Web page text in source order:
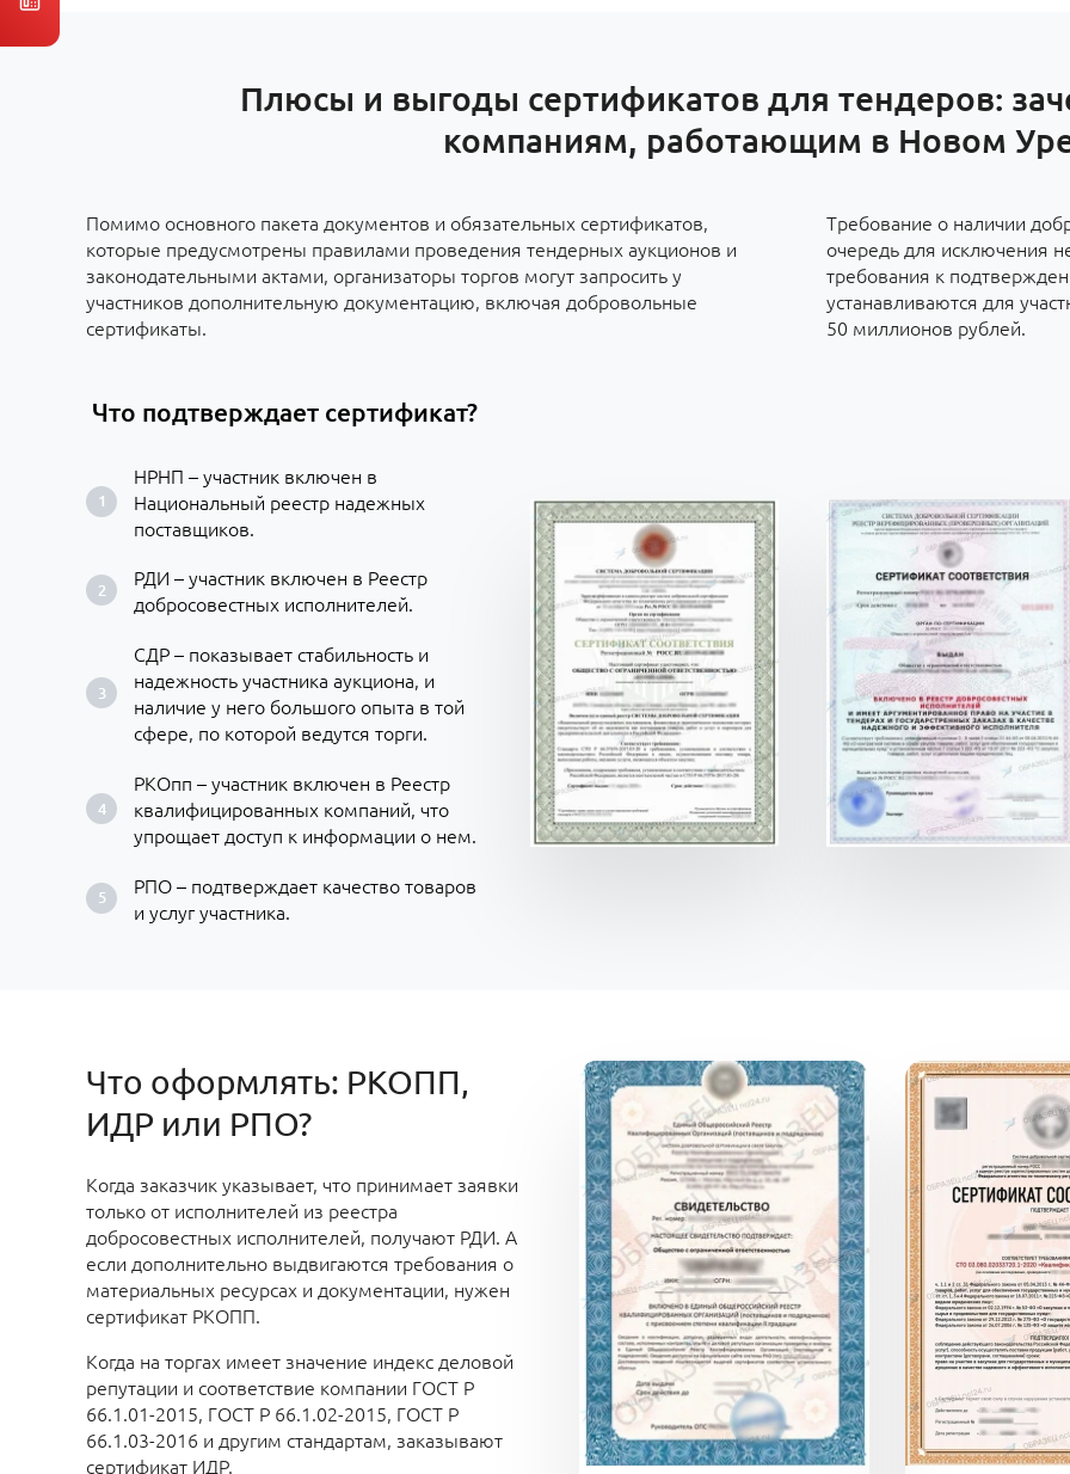
Плюсы и выгоды сертификатов для тендеров:
компаниям, работающим в Новом
Помимо основного пакета документов и обязательных сертификатов,
которые предусмотрены правилами проведения тендерных аукционов и
законодательными актами, организаторы торгов могут запросить у
участников дополнительную документацию, включая добровольные
сертификаты.
Требование о наличии
очередь для исключения
требования к
устанавливаются для
50 миллионов рублей.
Что подтверждает сертификат?
НРНП – участник включен в
Национальный реестр надежных
поставщиков.
РДИ – участник включен в Реестр
добросовестных исполнителей.
СДР – показывает стабильность и
надежность участника аукциона, и
наличие у него большого опыта в той
сфере, по которой ведутся торги.
РКОпп – участник включен в Реестр
квалифицированных компаний, что
упрощает доступ к информации о нем.
РПО – подтверждает качество товаров
и услуг участника.
Что оформлять: РКОПП,
ИДР или РПО?
Когда заказчик указывает, что принимает заявки
только от исполнителей из реестра
добросовестных исполнителей, получают РДИ. А
если дополнительно выдвигаются требования о
материальных ресурсах и документации, нужен
сертификат РКОПП.
Когда на торгах имеет значение индекс деловой
репутации и соответствие компании ГОСТ Р
66.1.01-2015, ГОСТ Р 66.1.02-2015, ГОСТ Р
66.1.03-2016 и другим стандартам, заказывают
сертификат ИДР.